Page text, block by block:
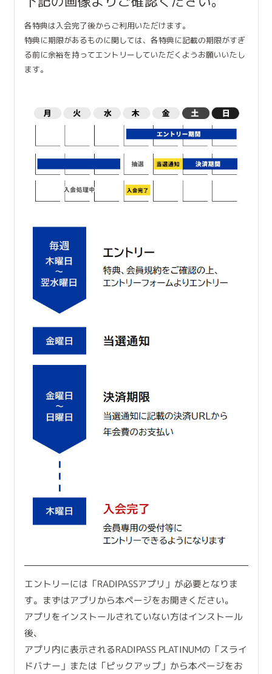
各特典は入会完了後からご利用いただけます。
特典に期限があるものに関しては、各特典に記載の期限がすぎ
る前に余裕を持ってエントリーしていただくようお願いいたし
ます。
エントリーには「RADIPASSアプリ」が必要となりま
す。まずはアプリから本ページをお開きください。
アプリをインストールされていない方はインストール
後、
アプリ内に表示されるRADIPASS PLATINUMの「スライ
ドバナー」または「ピックアップ」から本ページをお